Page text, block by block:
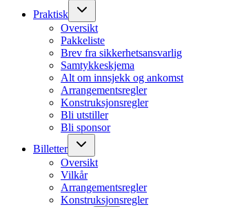
Praktisk
Oversikt
Pakkeliste
Brev fra sikkerhetsansvarlig
Samtykkeskjema
Alt om innsjekk og ankomst
Arrangementsregler
Konstruksjonsregler
Bli utstiller
Bli sponsor
Billetter
Oversikt
Vilkår
Arrangementsregler
Konstruksjonsregler